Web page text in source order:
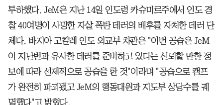
투하했다. JeM은 지난 14일 인도령 카슈미르주에서 인도 경
찰 40여명이 사망한 자살 폭탄 테러의 배후를 자처한 테러 단
체다. 바지아 고칼레 인도 외교부 차관은 "이번 공습은 JeM
이 지난번과 유사한 테러를 준비하고 있다는 신뢰할 만한 정
보에 따라 선제적으로 공습을 한 것"이라며 "공습으로 캠프
가 완전히 파괴됐고 JeM의 행동대원과 지도부 상당수를 궤
멸했다"고 밝혔다.